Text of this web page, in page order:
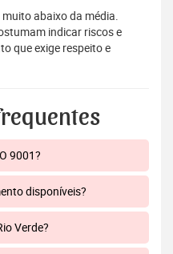
abaixo da média.
indicar riscos e
que exige respeito e
9001?
disponíveis?
Verde?